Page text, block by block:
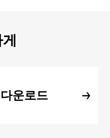
운로드